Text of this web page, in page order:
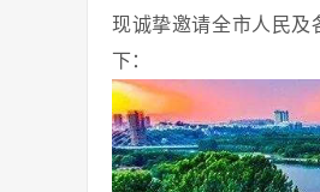
现诚挚邀请全市人民及
下：